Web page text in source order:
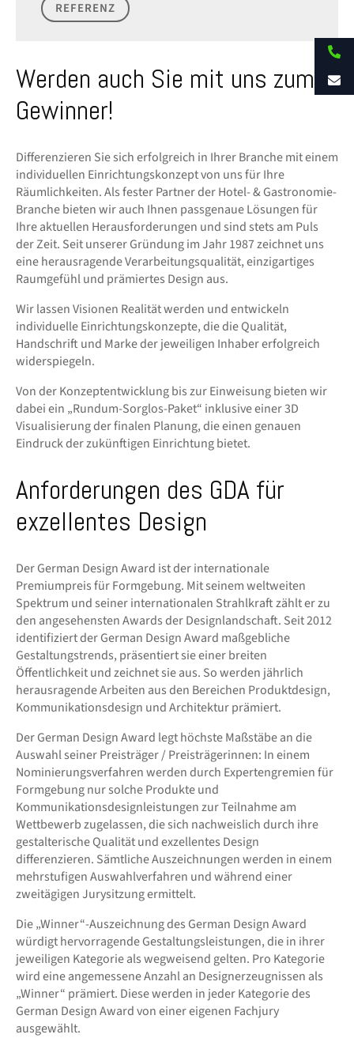
REFERENZ
Werden auch Sie mit uns zum
Gewinner!
Differenzieren Sie sich erfolgreich in Ihrer Branche mit einem
individuellen Einrichtungskonzept von uns für Ihre
Räumlichkeiten. Als fester Partner der Hotel- & Gastronomie-
Branche bieten wir auch Ihnen passgenaue Lösungen für
Ihre aktuellen Herausforderungen und sind stets am Puls
der Zeit. Seit unserer Gründung im Jahr 1987 zeichnet uns
eine herausragende Verarbeitungsqualität, einzigartiges
Raumgefühl und prämiertes Design aus.
Wir lassen Visionen Realität werden und entwickeln
individuelle Einrichtungskonzepte, die die Qualität,
Handschrift und Marke der jeweiligen Inhaber erfolgreich
widerspiegeln.
Von der Konzeptentwicklung bis zur Einweisung bieten wir
dabei ein „Rundum-Sorglos-Paket“ inklusive einer 3D
Visualisierung der finalen Planung, die einen genauen
Eindruck der zukünftigen Einrichtung bietet.
Anforderungen des GDA für
exzellentes Design
Der German Design Award ist der internationale
Premiumpreis für Formgebung. Mit seinem weltweiten
Spektrum und seiner internationalen Strahlkraft zählt er zu
den angesehensten Awards der Designlandschaft. Seit 2012
identifiziert der German Design Award maßgebliche
Gestaltungstrends, präsentiert sie einer breiten
Öffentlichkeit und zeichnet sie aus. So werden jährlich
herausragende Arbeiten aus den Bereichen Produktdesign,
Kommunikationsdesign und Architektur prämiert.
Der German Design Award legt höchste Maßstäbe an die
Auswahl seiner Preisträger / Preisträgerinnen: In einem
Nominierungsverfahren werden durch Expertengremien für
Formgebung nur solche Produkte und
Kommunikationsdesignleistungen zur Teilnahme am
Wettbewerb zugelassen, die sich nachweislich durch ihre
gestalterische Qualität und exzellentes Design
differenzieren. Sämtliche Auszeichnungen werden in einem
mehrstufigen Auswahlverfahren und während einer
zweitägigen Jurysitzung ermittelt.
Die „Winner“-Auszeichnung des German Design Award
würdigt hervorragende Gestaltungsleistungen, die in ihrer
jeweiligen Kategorie als wegweisend gelten. Pro Kategorie
wird eine angemessene Anzahl an Designerzeugnissen als
„Winner“ prämiert. Diese werden in jeder Kategorie des
German Design Award von einer eigenen Fachjury
ausgewählt.